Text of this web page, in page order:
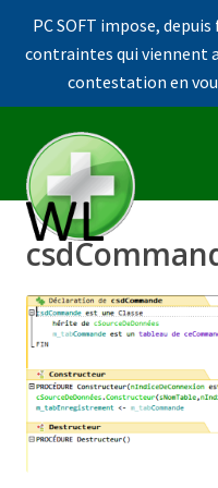
PC SOFT impose,
contraintes qui viennent
contestation en
contenu
principal